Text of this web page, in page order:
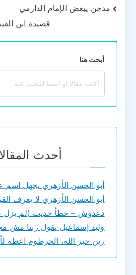
تصفّح
مدجن يبغض الإمام الدارمي
قصيدة ابن
أبحث هنا
أحدث
أبو الحسن الأزهري يجهل اسم
أبو الحسن الأزهري لا يعرف
دعدوش – خطأ حديث (لم يزل
وليد إسماعيل يقول ربنا مش
زين خير الله، الخرطوم اعطه